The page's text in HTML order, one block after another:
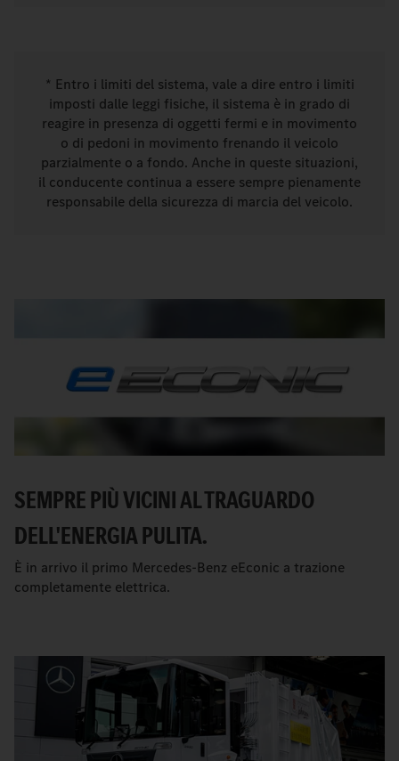
* Entro i limiti del sistema, vale a dire entro i limiti
imposti dalle leggi fisiche, il sistema è in grado di
reagire in presenza di oggetti fermi e in movimento
o di pedoni in movimento frenando il veicolo
parzialmente o a fondo. Anche in queste situazioni,
il conducente continua a essere sempre pienamente
responsabile della sicurezza di marcia del veicolo.
SEMPRE PIÙ VICINI AL TRAGUARDO
DELL'ENERGIA PULITA.
È in arrivo il primo Mercedes-Benz eEconic a trazione
completamente elettrica.